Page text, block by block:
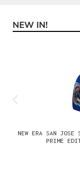
Ignorer la galerie
NEW IN!
NEW ERA SAN JOSE
PRIME